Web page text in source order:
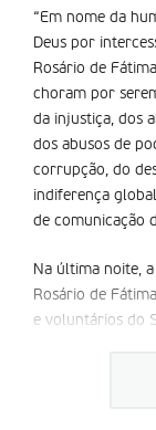
“Em nome da
Deus por
Rosário de
choram por
da injustiça, dos
dos abusos de
corrupção, do
indiferença
de comunicação
Na última noite,
Rosário de
e voluntários do